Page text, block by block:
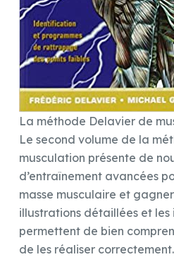
La méthode Delavier de
Le second volume de la
musculation présente de
d’entraînement avancées
masse musculaire et
illustrations détaillées et les
permettent de bien
de les réaliser correctement.